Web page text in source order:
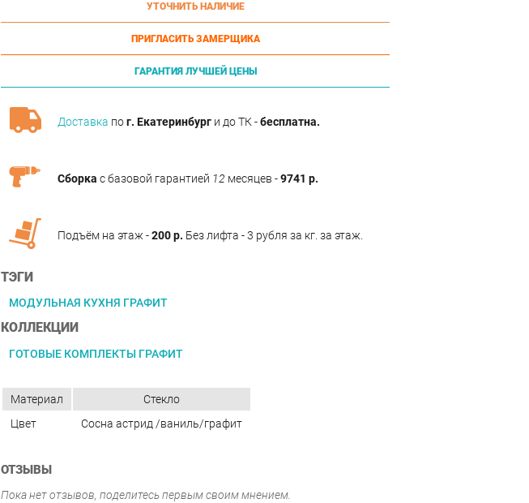
УТОЧНИТЬ НАЛИЧИЕ
ПРИГЛАСИТЬ ЗАМЕРЩИКА
ГАРАНТИЯ ЛУЧШЕЙ ЦЕНЫ
Доставка пог. Екатеринбург и до ТК -бесплатна.
Сборка с базовой гарантией 12 месяцев -9741 р.
Подъём на этаж -200 р. Без лифта - 3 рубля за кг. за этаж.
ТЭГИ
МОДУЛЬНАЯ КУХНЯ ГРАФИТ
КОЛЛЕКЦИИ
ГОТОВЫЕ КОМПЛЕКТЫ ГРАФИТ
Материал
Стекло
Цвет
Сосна астрид /ваниль/графит
ОТЗЫВЫ
Пока нет отзывов, поделитесь первым своим мнением.